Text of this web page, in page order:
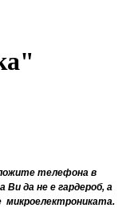
телефона в
Ви да не е гардероб, а
микроелектрониката.